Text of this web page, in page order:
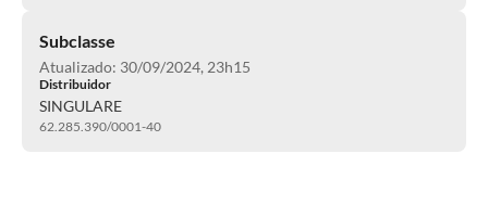
Subclasse
Atualizado: 30/09/2024, 23h15
Distribuidor
SINGULARE
62.285.390/0001-40